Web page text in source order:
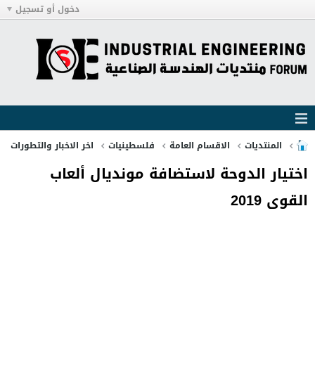
دخول أو تسجيل
المنتديات الاقسام العامة فلسطينيات اخر الاخبار والتطورات
اختيار الدوحة لاستضافة مونديال ألعاب
القوى 2019